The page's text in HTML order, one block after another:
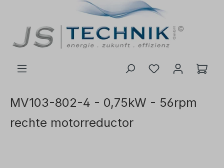
MV103-802-4 - 0,75kW - 56rpm
rechte motorreductor